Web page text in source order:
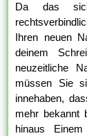
Da das
Ihren neuen
deinem
neuzeitliche
müssen Sie
innehaben,
mehr bekannt
hinaus